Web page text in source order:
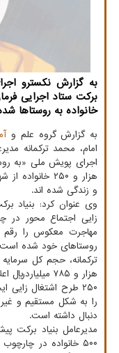
به گزارش نکسترو
خانواده به روستاها
به گزارش گروه علم و
امام، محمد ترکمانه
هزار و ۲۵۰
و زندگی شده اند.
زایی اجتماع محور در
مهاجرت معکوس را رقم
روستاهای خود شده
را به شکل مستقیم و
دنبال داشته است.
۵۰۰ خانواده در